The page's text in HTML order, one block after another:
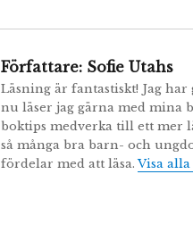
Författare:Sofie Utahs
Läsning är fantastiskt! Jag
nu läser jag gärna med mina
boktips medverka till ett mer
så många bra barn- och
fördelar med att läsa.Visa